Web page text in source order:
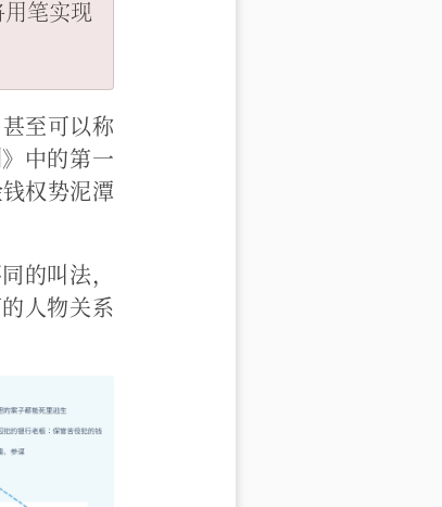
笔实现
至可以称
中的第一
权势泥潭
的叫法，
人物关系